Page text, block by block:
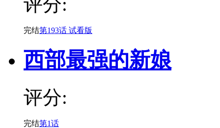
完结第193话 试看版
西部最强的新娘
评分:
完结第1话